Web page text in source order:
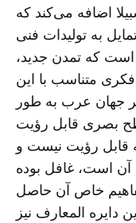
اضافه می‌کند که
به تولیدات فنی
که تمدن جدید،
فکری متناسب با این
جهان عرب به طور
بصری قابل رؤیت
رؤیت نیست و
آن است، غافل بوده
خاص آن حاصل
المعارف نیز